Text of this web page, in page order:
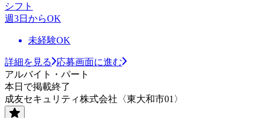
シフト
週3日からOK
未経験OK
詳細を見る
応募画面に進む
アルバイト・パート
本日で掲載終了
成友セキュリティ株式会社〈東大和市01〉